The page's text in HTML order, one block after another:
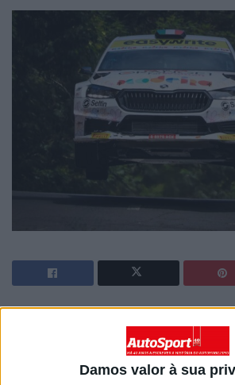
Damos valor à sua
O segundo dia do Rali Vinho Madeira
Tania Canton, ao volante do seu Skoda
Demonstrando um ritmo